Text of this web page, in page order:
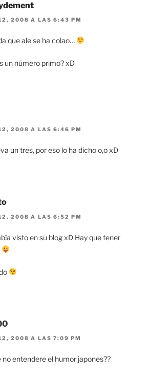
2008 A LAS 6:43 PM
que ale se ha colao…
un número primo? xD
2008 A LAS 6:46 PM
un tres, por eso lo ha dicho o,o xD
2008 A LAS 6:52 PM
visto en su blog xD Hay que tener
2008 A LAS 7:09 PM
no entendere el humor japones??